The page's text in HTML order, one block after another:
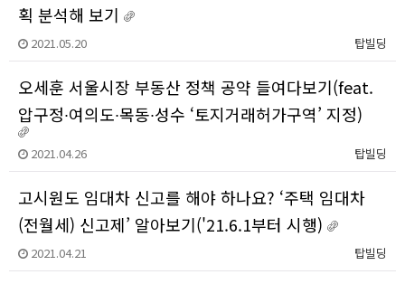
획 분석해 보기
탑빌딩
2021.05.20
오세훈 서울시장 부동산 정책 공약 들여다보기(feat.
압구정∙여의도∙목동∙성수 ‘토지거래허가구역’ 지정)
탑빌딩
2021.04.26
고시원도 임대차 신고를 해야 하나요? ‘주택 임대차
(전월세) 신고제’ 알아보기('21.6.1부터 시행)
탑빌딩
2021.04.21